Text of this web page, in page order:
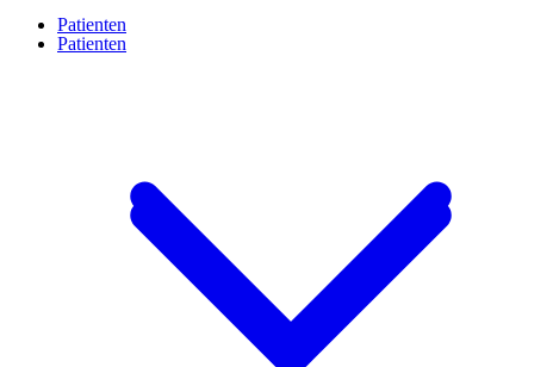
Patienten
Patienten